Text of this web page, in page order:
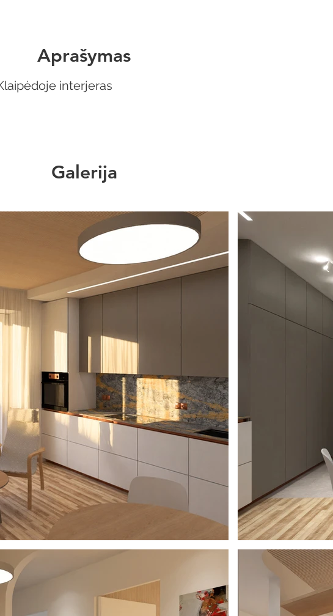
Aprašymas
interjeras
Galerija